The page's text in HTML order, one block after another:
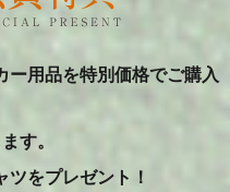
ー用品を特別価格でご購入
す。
ツをプレゼント！